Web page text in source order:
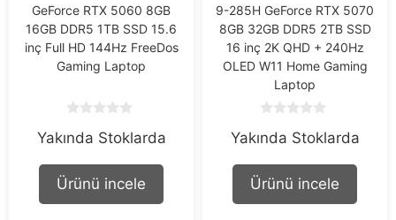
GeForce RTX 5060 8GB
16GB DDR5 1TB SSD 15.6
inç Full HD 144Hz FreeDos
Gaming Laptop
o
t
f
Yakında Stoklarda
Ürünü incele
9-285H GeForce RTX 5070
8GB 32GB DDR5 2TB SSD
16 inç 2K QHD + 240Hz
OLED W11 Home Gaming
Laptop
o
t
f
Yakında Stoklarda
Ürünü incele